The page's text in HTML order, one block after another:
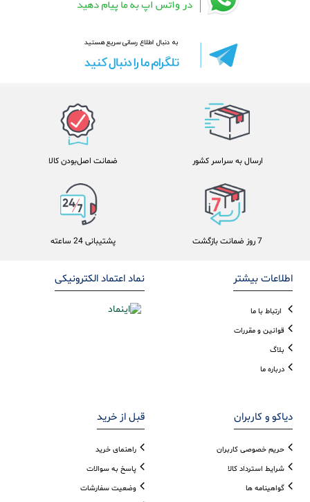
ضمانت اصل‌بودن کالا ارسال به سراسر کشور
پشتیبانی 24 ساعته 7 روز ضمانت بازگشت
نماد اعتماد الکترونیکی اطلاعات بیشتر
ارتباط با ما
قوانین و مقررات
بلاگ
درباره ما
قبل از خرید
راهنمای خرید
پاسخ به سوالات
وضعیت سفارشات
دیاکو و کاربران
حریم خصوصی کاربران
شرایط استرداد کالا
گواهینامه ها